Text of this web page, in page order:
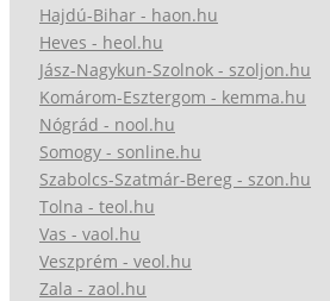
Hajdú-Bihar - haon.hu
Heves - heol.hu
Jász-Nagykun-Szolnok - szoljon.hu
Komárom-Esztergom - kemma.hu
Nógrád - nool.hu
Somogy - sonline.hu
Szabolcs-Szatmár-Bereg - szon.hu
Tolna - teol.hu
Vas - vaol.hu
Veszprém - veol.hu
Zala - zaol.hu